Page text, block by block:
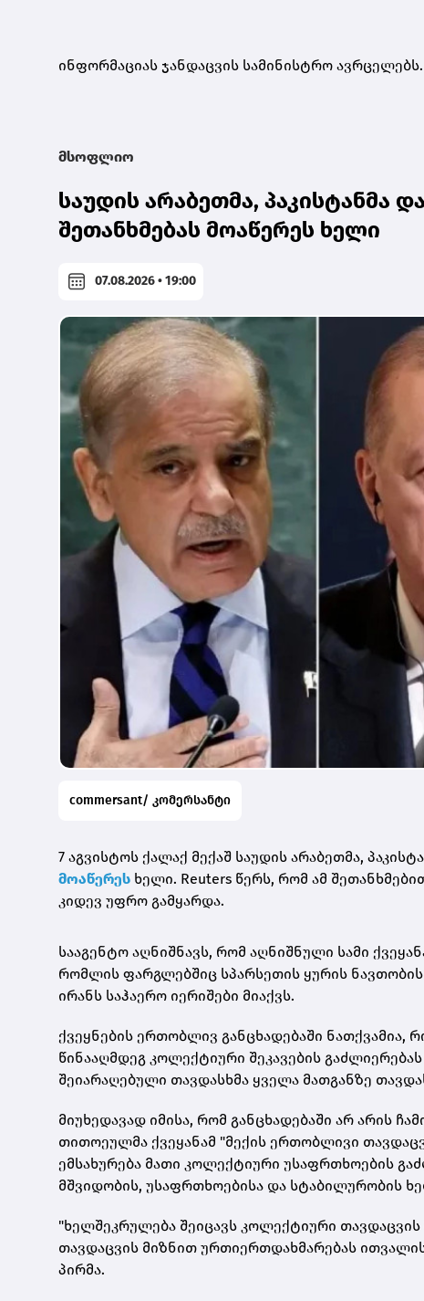
ინფორმაციას ჯანდაცვის სამინისტრო ავრცელებს.
მსოფლიო
საუდის არაბეთმა,
შეთანხმებას მოაწერეს ხელი
07.08.2026 • 19:00
commersant/ კომერსანტი
7 აგვისტოს ქალაქ მექაშ საუდის არაბეთმა,
მოაწერეს ხელი. Reuters წერს, რომ ამ
კიდევ უფრო გამყარდა.
სააგენტო აღნიშნავს, რომ აღნიშნული სამი
რომლის ფარგლებშიც სპარსეთის ყურის
ირანს საჰაერო იერიშები მიაქვს.
ქვეყნების ერთობლივ განცხადებაში ნათქვამია,
წინააღმდეგ კოლექტიური შეკავების
შეიარაღებული თავდასხმა ყველა მათგანზე
მიუხედავად იმისა, რომ განცხადებაში არ არის
თითოეულმა ქვეყანამ "მექის ერთობლივი
ემსახურება მათი კოლექტიური უსაფრთხოების
მშვიდობის, უსაფრთხოებისა და სტაბილურობის
"ხელშეკრულება შეიცავს კოლექტიური
თავდაცვის მიზნით ურთიერთდახმარებას
პირმა.